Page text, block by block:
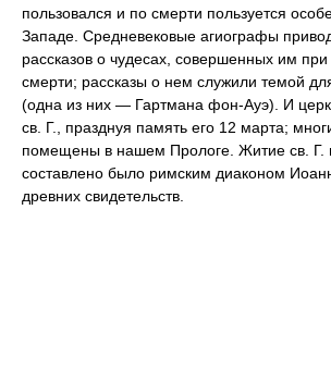
пользовался и по смерти пользуется
Западе. Средневековые агиографы
рассказов о чудесах, совершенных им
смерти; рассказы о нем служили темой
(одна из них — Гартмана фон-Ауэ). И
св. Г., празднуя память его 12 марта;
помещены в нашем Прологе. Житие св. Г.
составлено было римским диаконом
древних свидетельств.